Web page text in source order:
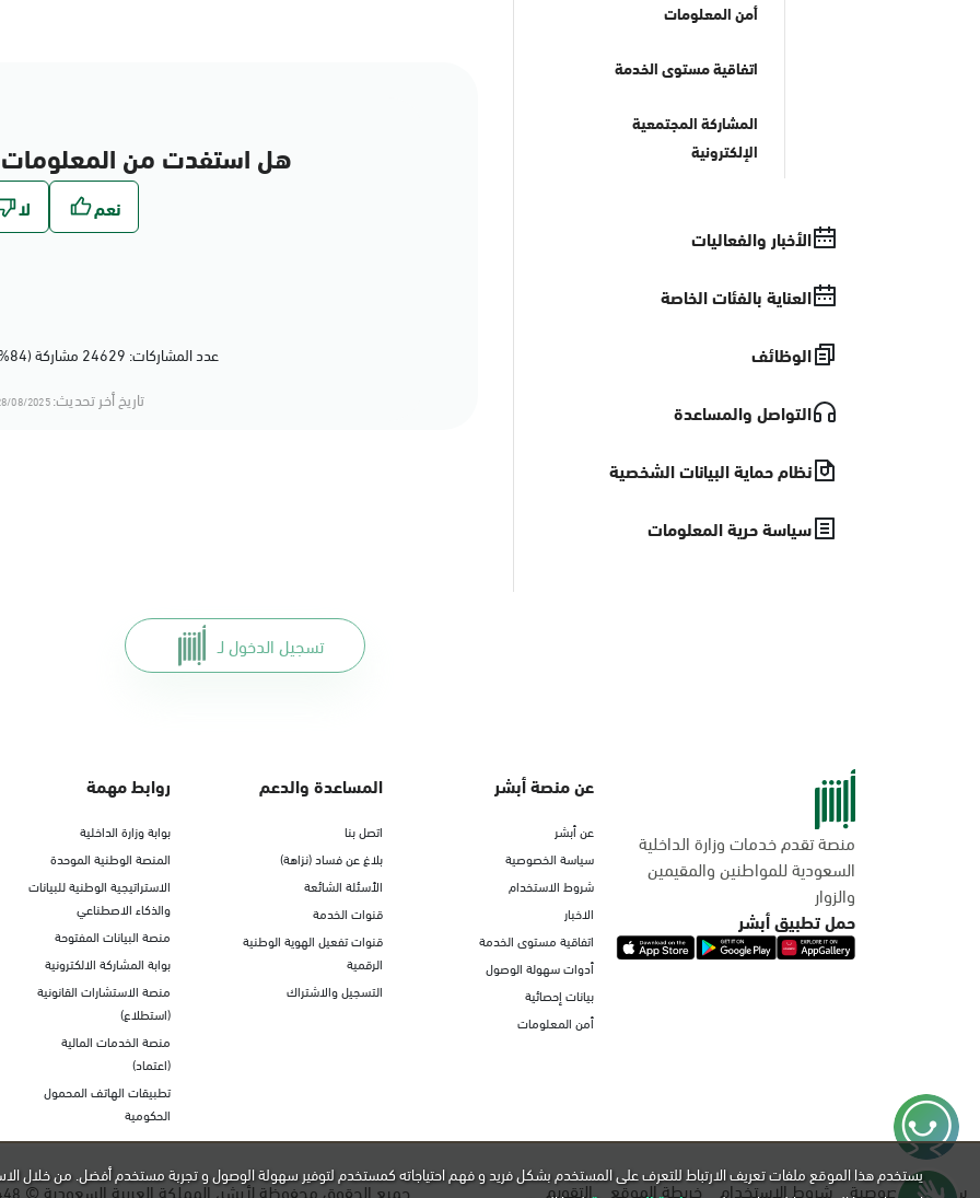
أمن المعلومات
اتفاقية مستوى الخدمة
المشاركة المجتمعية
الإلكترونية
الأخبار والفعاليات
العناية بالفئات الخاصة
الوظائف
التواصل والمساعدة
نظام حماية البيانات الشخصية
سياسة حرية المعلومات
هل استفدت من
عدد المشاركات: 24629 مشاركة (84%) أعجبهم المحتوى
تاريخ أخر تحديث:08/2025 12:08
تسجيل الدخول لـ
منصة تقدم خدمات وزارة الداخلية
السعودية للمواطنين والمقيمين
والزوار
حمل تطبيق أبشر
عن منصة أبشر
عن أبشر
سياسة الخصوصية
شروط الاستخدام
الاخبار
اتفاقية مستوى الخدمة
أدوات سهولة الوصول
بيانات إحصائية
أمن المعلومات
المساعدة والدعم
اتصل بنا
بلاغ عن فساد (نزاهة)
الأسئلة الشائعة
قنوات الخدمة
قنوات تفعيل الهوية الوطنية
الرقمية
التسجيل والاشتراك
روابط مهمة
بوابة وزارة الداخلية
المنصة الوطنية الموحدة
الاستراتيجية الوطنية للبيانات
والذكاء الاصطناعي
منصة البيانات المفتوحة
بوابة المشاركة الالكترونية
منصة الاستشارات القانونية
(استطلاع)
منصة الخدمات المالية
(اعتماد)
تطبيقات الهاتف المحمول
الحكومية
سياسة الخصوصية شروط الاستخدام خريطة الموقع التقويم جميع الحقوق محفوظة لأبشر، المملكة العربية السعودية ©
يستخدم هذا الموقع ملفات تعريف الارتباط للتعرف على المستخدم بشكل فريد و فهم احتياجاته كمستخدم لتوفير سهولة الوصول و تجربة مستخدم أفضل. من خلال